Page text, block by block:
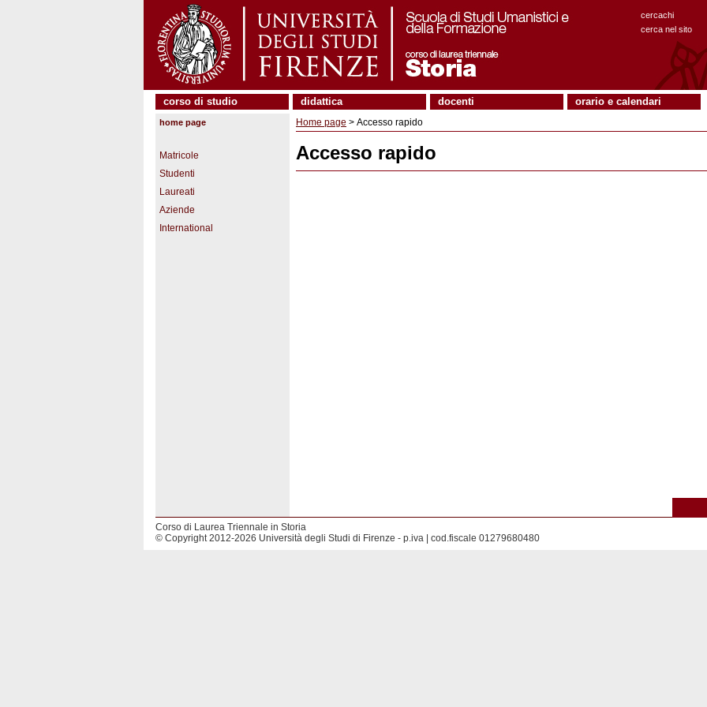
cercachi
cerca nel sito
corso di studio didattica docenti orario e calendari
home page
Matricole
Studenti
Laureati
Aziende
International
Home page > Accesso rapido
Accesso rapido
Corso di Laurea Triennale in Storia
© Copyright 2012-2026 Università degli Studi di Firenze - p.iva | cod.fiscale 01279680480